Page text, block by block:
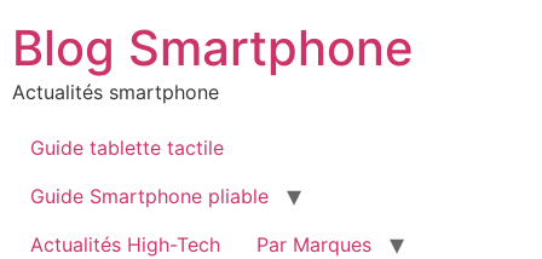
contenu
Blog Smartphone
Actualités smartphone
Guide tablette tactile
Guide Smartphone pliable
Actualités High-Tech
Par Marques